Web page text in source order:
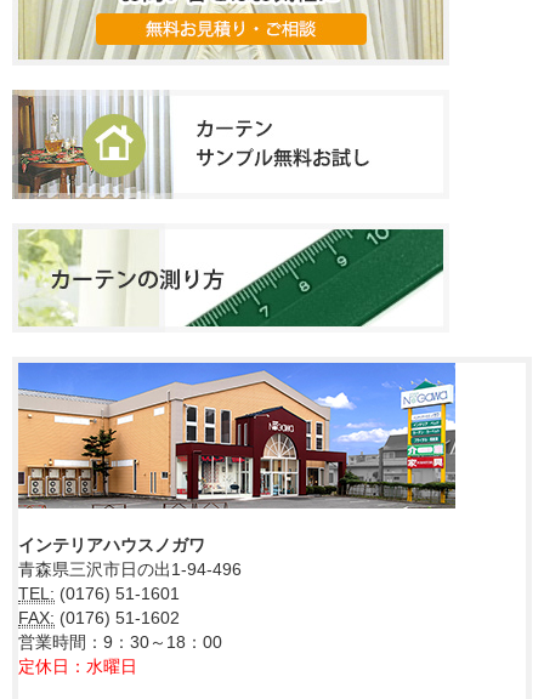
インテリアハウスノガワ
青森県三沢市日の出1-94-496
TEL: (0176) 51-1601
FAX: (0176) 51-1602
営業時間：9：30～18：00
定休日：水曜日